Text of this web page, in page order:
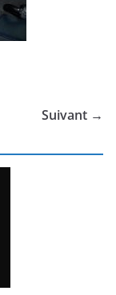
Suivant →